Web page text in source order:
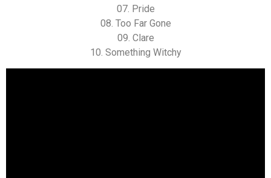
07. Pride
08. Too Far Gone
09. Clare
10. Something Witchy